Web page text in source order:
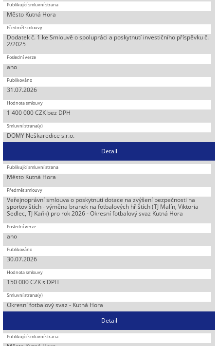
Město Kutná Hora
Dodatek č. 1 ke Smlouvě o spolupráci a poskytnutí investičního příspěvku č.
2/2025
ano
31.07.2026
1 400 000 CZK bez DPH
DOMY Neškaredice s.r.o.
Detail
Město Kutná Hora
Veřejnoprávní smlouva o poskytnutí dotace na zvýšení bezpečnosti na
sportovištích - výměna branek na fotbalových hřištích (TJ Malín, Viktoria
Sedlec, TJ Kaňk) pro rok 2026 - Okresní fotbalový svaz Kutná Hora
ano
30.07.2026
150 000 CZK s DPH
Okresní fotbalový svaz - Kutná Hora
Detail